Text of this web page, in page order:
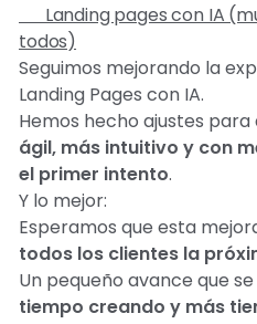
🤖 Landing pages con IA
todos)
Seguimos mejorando la
Landing Pages con IA.
Hemos hecho ajustes
ágil, más intuitivo y con
el primer intento.
Y lo mejor:
Esperamos que esta
todos los clientes la
Un pequeño avance que
tiempo creando y más